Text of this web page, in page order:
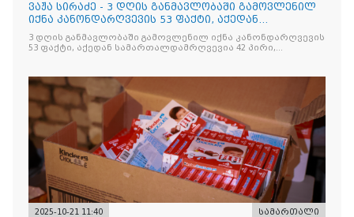
ვაჟა სირაძე - 3 დღის განმავლობაში გამოვლენილ
იქნა კანონდარღვევის 53 ფაქტი, აქედან
სამართალდამრღვევია
3 დღის განმავლობაში გამოვლენილ იქნა კანონდარღვევის
53 ფაქტი, აქედან სამართალდამრღვევია 42 პირი,
2025-10-21 11:40 სამართალი